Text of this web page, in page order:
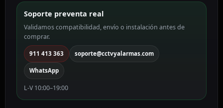
MP,
2.8
mm
DS-
2CE17D0T-
IT3F(2.8mm)
(C)
cantidad
Soporte preventa real
Validamos compatibilidad, envío o instalación antes de
comprar.
911 413 363 soporte@cctvyalarmas.com
WhatsApp
L-V 10:00–19:00